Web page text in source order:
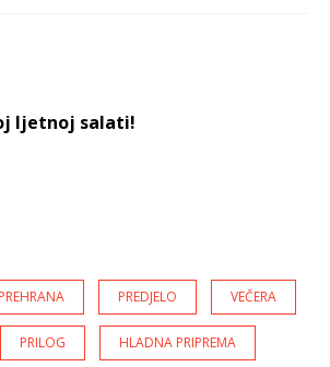
ljetnoj salati!
PREDJELO VEČERA
PRILOG HLADNA PRIPREMA